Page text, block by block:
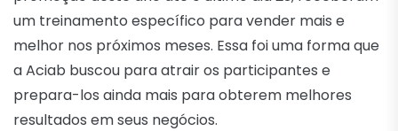
um treinamento específico para vender mais e
melhor nos próximos meses. Essa foi uma forma que
a Aciab buscou para atrair os participantes e
prepara-los ainda mais para obterem melhores
resultados em seus negócios.